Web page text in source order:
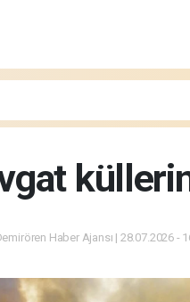
Haber Ajansı | 28.07.2026 -